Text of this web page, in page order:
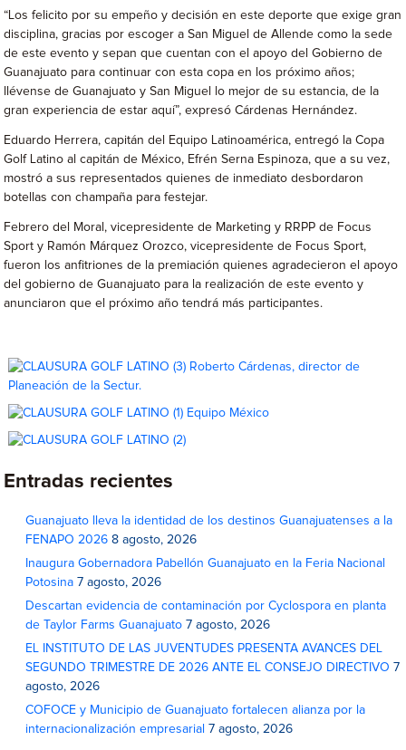
“Los felicito por su empeño y decisión en este deporte que exige gran
disciplina, gracias por escoger a San Miguel de Allende como la sede
de este evento y sepan que cuentan con el apoyo del Gobierno de
Guanajuato para continuar con esta copa en los próximo años;
llévense de Guanajuato y San Miguel lo mejor de su estancia, de la
gran experiencia de estar aquí”, expresó Cárdenas Hernández.
Eduardo Herrera, capitán del Equipo Latinoamérica, entregó la Copa
Golf Latino al capitán de México, Efrén Serna Espinoza, que a su vez,
mostró a sus representados quienes de inmediato desbordaron
botellas con champaña para festejar.
Febrero del Moral, vicepresidente de Marketing y RRPP de Focus
Sport y Ramón Márquez Orozco, vicepresidente de Focus Sport,
fueron los anfitriones de la premiación quienes agradecieron el apoyo
del gobierno de Guanajuato para la realización de este evento y
anunciaron que el próximo año tendrá más participantes.
Entradas recientes
Guanajuato lleva la identidad de los destinos Guanajuatenses a la
FENAPO 2026 8 agosto, 2026
Inaugura Gobernadora Pabellón Guanajuato en la Feria Nacional
Potosina 7 agosto, 2026
Descartan evidencia de contaminación por Cyclospora en planta
de Taylor Farms Guanajuato 7 agosto, 2026
EL INSTITUTO DE LAS JUVENTUDES PRESENTA AVANCES DEL
SEGUNDO TRIMESTRE DE 2026 ANTE EL CONSEJO DIRECTIVO 7
agosto, 2026
COFOCE y Municipio de Guanajuato fortalecen alianza por la
internacionalización empresarial 7 agosto, 2026